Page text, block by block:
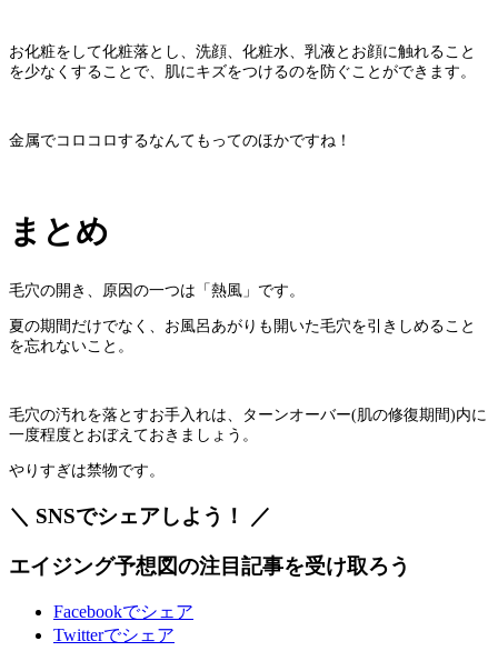
お化粧をして化粧落とし、洗顔、化粧水、乳液とお顔に触れること
を少なくすることで、肌にキズをつけるのを防ぐことができます。
金属でコロコロするなんてもってのほかですね！
まとめ
毛穴の開き、原因の一つは「熱風」です。
夏の期間だけでなく、お風呂あがりも開いた毛穴を引きしめること
を忘れないこと。
毛穴の汚れを落とすお手入れは、ターンオーバー(肌の修復期間)内に
一度程度とおぼえておきましょう。
やりすぎは禁物です。
＼ SNSでシェアしよう！ ／
エイジング予想図の注目記事を受け取ろう
Facebookでシェア
Twitterでシェア